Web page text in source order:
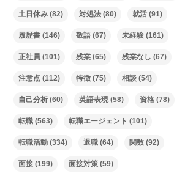
土日休み (82) 対処法 (80) 就活 (91)
履歴書 (146) 敬語 (67) 未経験 (161)
正社員 (101) 残業 (65) 残業なし (67)
注意点 (112) 特徴 (75) 相談 (54)
自己分析 (60) 英語表現(58) 資格 (78)
転職 (563) 転職エージェント (101)
転職活動 (334) 退職 (64) 関数 (92)
面接 (199) 面接対策 (59)